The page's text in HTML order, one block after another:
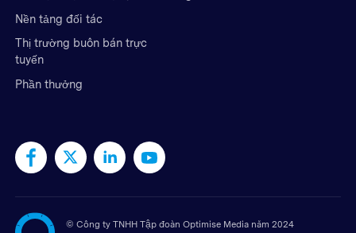
Nền tảng đối tác
Thị trường buôn bán trực
tuyến
Phần thưởng
© Công ty TNHH Tập đoàn Optimise Media năm 2024